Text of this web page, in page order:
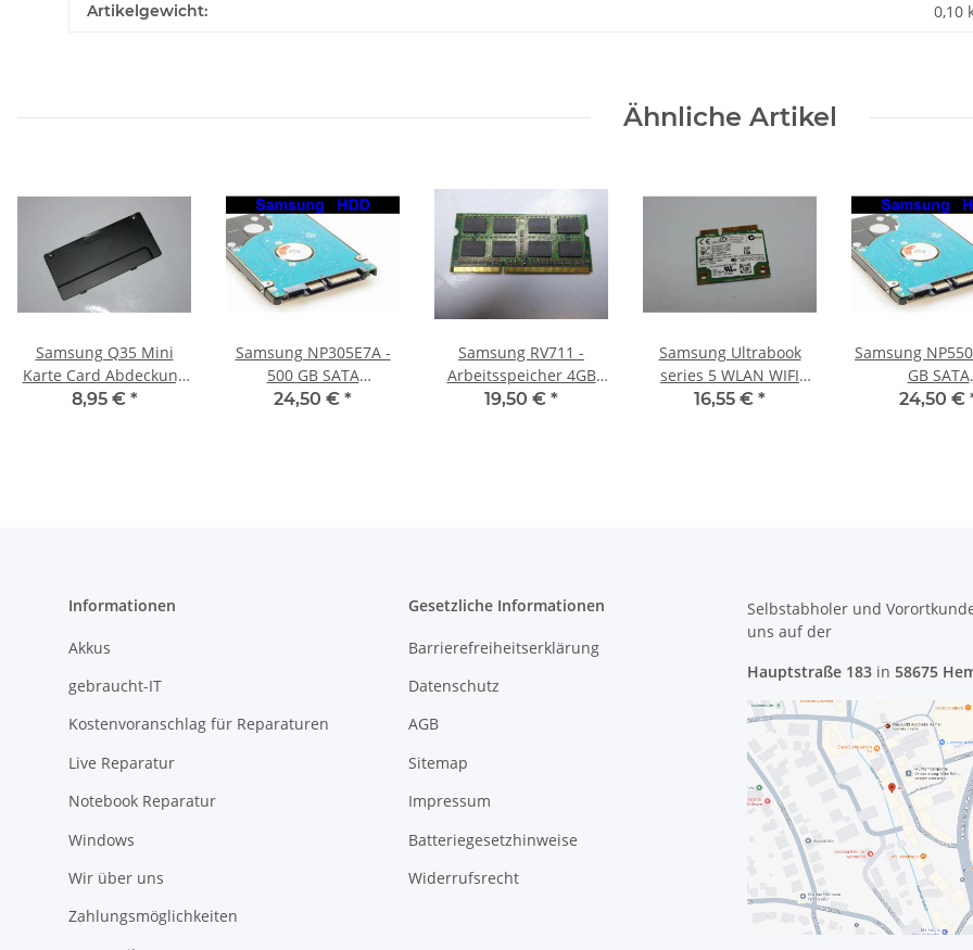
Artikelgewicht: 0,10
Ähnliche Artikel
Samsung Q35 Mini
Karte Card Abdeckung
Klappe Door Gehäuse
8,95 € *
Samsung NP305E7A -
500 GB SATA
HDD/Festplatte
24,50 € *
Samsung RV711 -
Arbeitsspeicher 4GB
RAM Memory DDR3
19,50 € *
Samsung Ultrabook
series 5 WLAN WIFI
Karte Card 6235NHMW
16,55 € *
Samsung
GB SATA
HDD/
24,50 €
Informationen
Akkus
gebraucht-IT
Kostenvoranschlag für Reparaturen
Live Reparatur
Notebook Reparatur
Windows
Wir über uns
Zahlungsmöglichkeiten
Gesetzliche Informationen
Barrierefreiheitserklärung
Datenschutz
AGB
Sitemap
Impressum
Batteriegesetzhinweise
Widerrufsrecht
Selbstabholer und
uns auf der
Hauptstraße 183 in 58675